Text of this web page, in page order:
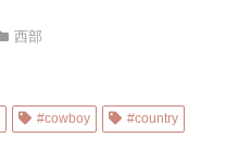
西部
#cowboy #country